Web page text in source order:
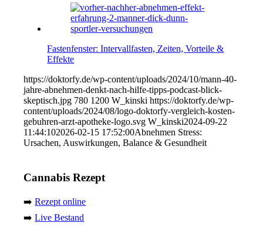
Fastenfenster: Intervallfasten, Zeiten, Vorteile &
Effekte
https://doktorfy.de/wp-content/uploads/2024/10/mann-40-
jahre-abnehmen-denkt-nach-hilfe-tipps-podcast-blick-
skeptisch.jpg 780 1200 W_kinski https://doktorfy.de/wp-
content/uploads/2024/08/logo-doktorfy-vergleich-kosten-
gebuhren-arzt-apotheke-logo.svg W_kinski2024-09-22
11:44:102026-02-15 17:52:00Abnehmen Stress:
Ursachen, Auswirkungen, Balance & Gesundheit
Cannabis Rezept
➡️Rezept online
➡️Live Bestand